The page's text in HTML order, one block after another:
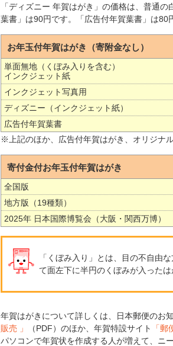
「ディズニー 年賀はがき」の価格は、普通
葉書」は90円です。「広告付年賀葉書」は80
お年玉付年賀はがき（寄附金なし）
単面無地（くぼみ入りを含む）
インクジェット紙
インクジェット写真用
ディズニー（インクジェット紙）
広告付年賀葉書
※上記のほか、広告付年賀はがき、オリジナ
寄付金付お年玉付年賀はがき
全国版
地方版（19種類）
2025年 日本国際博覧会（大阪・関西万博）
「くぼみ入り」とは、目の不自由
て面左下に半円のくぼみが入ったは
年賀はがきについて詳しくは、日本郵便のお
販売 」
（PDF）のほか、年賀特設サイト 「郵
パソコンで年賀状を作成する人が増えて、ニ